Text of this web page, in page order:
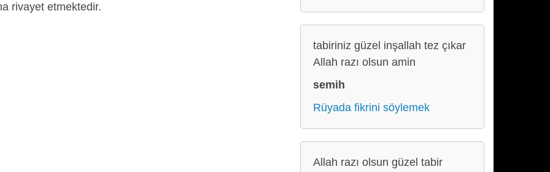
rivayet etmektedir.
tabiriniz güzel inşallah tez çıkar
Allah razı olsun amin
semih
Rüyada fikrini söylemek
Allah razı olsun güzel tabir